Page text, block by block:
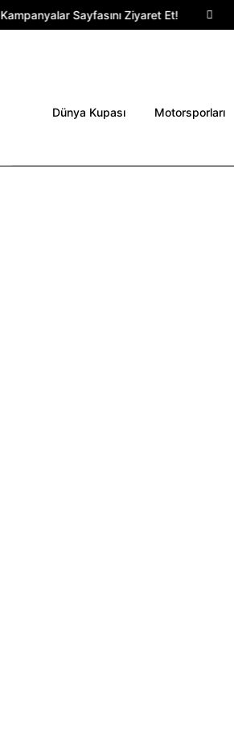
Sayfasını Ziyaret Et!
Dünya Kupası Motorsporları